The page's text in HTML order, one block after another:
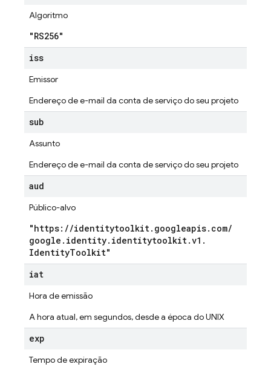
Algoritmo
"RS256"
iss
Emissor
Endereço de e-mail da conta de serviço do seu projeto
sub
Assunto
Endereço de e-mail da conta de serviço do seu projeto
aud
Público-alvo
"https: //identitytoolkit. googleapis. com/
google . identity. identitytoolkit.v1 .
IdentityToolkit"
iat
Hora de emissão
A hora atual, em segundos, desde a época do UNIX
exp
Tempo de expiração